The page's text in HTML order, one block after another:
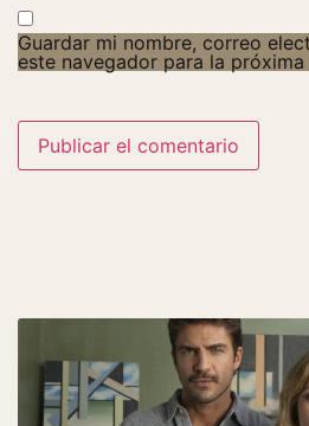
Guardar mi nombre, correo
este navegador para la